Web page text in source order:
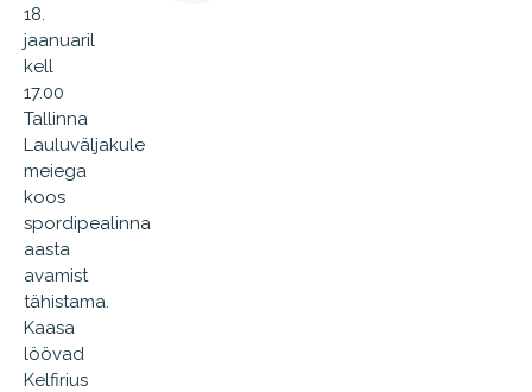
18.
jaanuaril
kell
17.00
Tallinna
Lauluväljakule
meiega
koos
spordipealinna
aasta
avamist
tähistama.
Kaasa
löövad
Kelfirius